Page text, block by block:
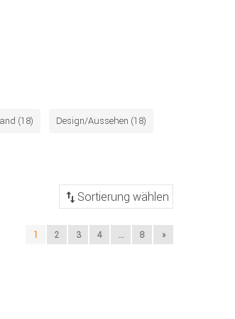
(18) Design/Aussehen (18)
1 2 3 4 ... 8 »